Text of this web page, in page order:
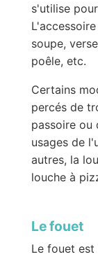
s'utilise pour
soupe,
poêle, etc.
Certains
percés de
passoire ou
usages de
autres, la
louche à
Le fouet
Le fouet est